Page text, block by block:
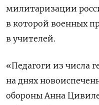
милитаризации
в которой военных
в учителей.
«Педагоги из числа
на днях
обороны Анна